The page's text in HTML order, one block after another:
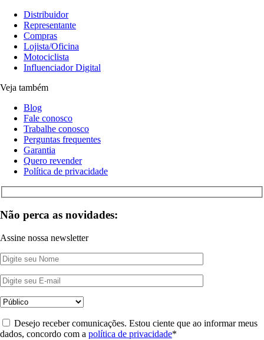
Distribuidor
Representante
Compras
Lojista/Oficina
Motociclista
Influenciador Digital
Veja também
Blog
Fale conosco
Trabalhe conosco
Perguntas frequentes
Garantia
Quero revender
Política de privacidade
Não perca as novidades:
Assine nossa newsletter
Desejo receber comunicações. Estou ciente que ao informar meus
dados, concordo com a política de privacidade*